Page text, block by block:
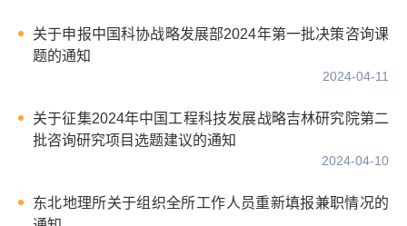
关于申报中国科协战略发展部2024年第一批决策咨询课
题的通知
2024-04-11
关于征集2024年中国工程科技发展战略吉林研究院第二
批咨询研究项目选题建议的通知
2024-04-10
东北地理所关于组织全所工作人员重新填报兼职情况的